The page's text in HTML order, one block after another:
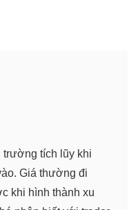
trường tích lũy khi
Giá thường đi
khi hình thành xu